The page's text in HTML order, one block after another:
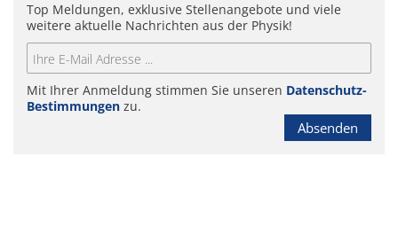
Top Meldungen, exklusive Stellenangebote und viele
weitere aktuelle Nachrichten aus der Physik!
Mit Ihrer Anmeldung stimmen Sie unseren Datenschutz-
Bestimmungen zu.
Absenden